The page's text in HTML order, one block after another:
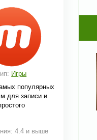
Игры
популярных
для записи и
4.4 и выше